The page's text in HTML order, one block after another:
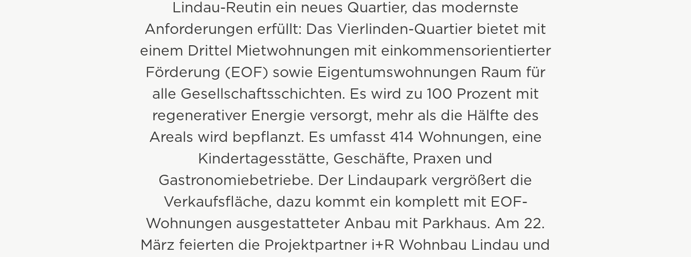
Erdarbeiten & Baulogistik
Erdwärme- & Brunnenbohrungen
Gewerbe- und Industriebau
Kommunalbau
Lindau-Reutin ein neues Quartier, das modernste
Anforderungen erfüllt: Das Vierlinden-Quartier bietet mit
einem Drittel Mietwohnungen mit einkommensorientierter
Förderung (EOF) sowie Eigentumswohnungen Raum für
alle Gesellschaftsschichten. Es wird zu 100 Prozent mit
regenerativer Energie versorgt, mehr als die Hälfte des
Areals wird bepflanzt. Es umfasst 414 Wohnungen, eine
Kindertagesstätte, Geschäfte, Praxen und
Gastronomiebetriebe. Der Lindaupark vergrößert die
Verkaufsfläche, dazu kommt ein komplett mit EOF-
Wohnungen ausgestatteter Anbau mit Parkhaus. Am 22.
März feierten die Projektpartner i+R Wohnbau Lindau und